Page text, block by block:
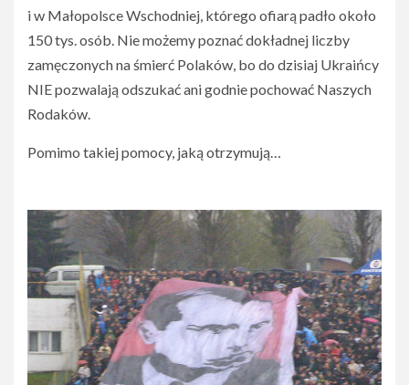
i w Małopolsce Wschodniej, którego ofiarą padło około
150 tys. osób. Nie możemy poznać dokładnej liczby
zamęczonych na śmierć Polaków, bo do dzisiaj Ukraińcy
NIE pozwalają odszukać ani godnie pochować Naszych
Rodaków.
Pomimo takiej pomocy, jaką otrzymują…